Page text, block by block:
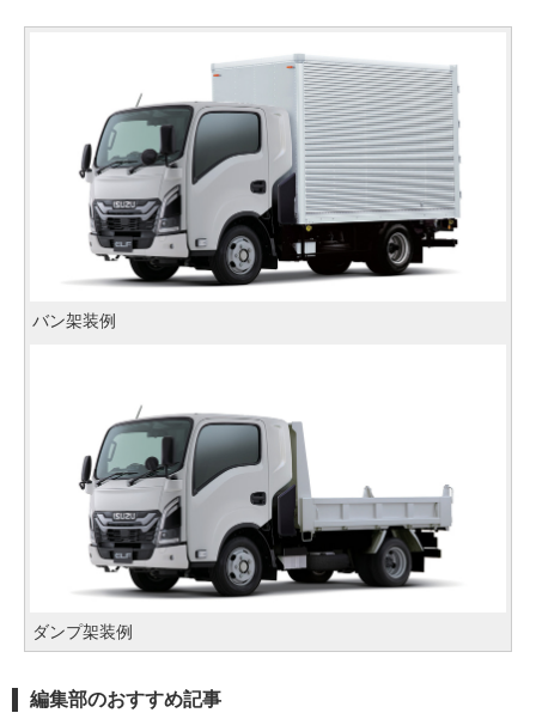
バン架装例
ダンプ架装例
編集部のおすすめ記事